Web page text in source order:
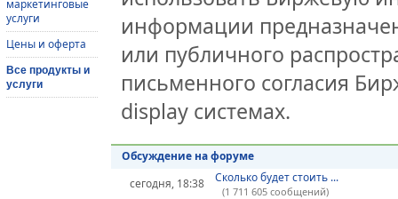
маркетинговые
услуги
Цены и оферта
Все продукты и
услуги
информации
или публичного
письменного согласия
display системах.
Обсуждение на форуме
сегодня, 18:38
Сколько будет стоить ...
(1 711 605 сообщений)